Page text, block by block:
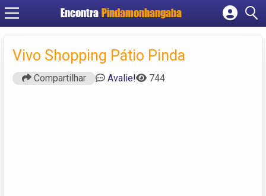
Encontra Pindamonhangaba
Cadastrar empresa
Criar conta
Vivo Shopping Pátio Pinda
Compartilhar Avalie! 744